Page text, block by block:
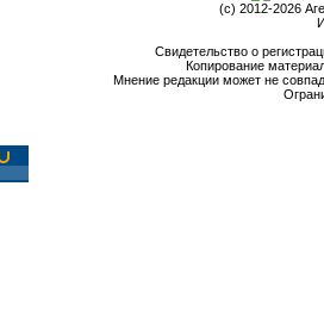
(c) 2012-2026
Свидетельство о
Копирование
Мнение редакции может не